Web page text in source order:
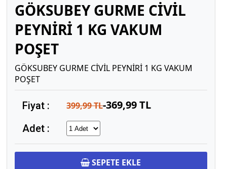
GÖKSUBEY GURME CİVİL
PEYNİRİ 1 KG VAKUM
POŞET
GÖKSUBEY GURME CİVİL PEYNİRİ 1 KG VAKUM
POŞET
Fiyat : 399,99 TL-369,99 TL
Adet :
SEPETE EKLE